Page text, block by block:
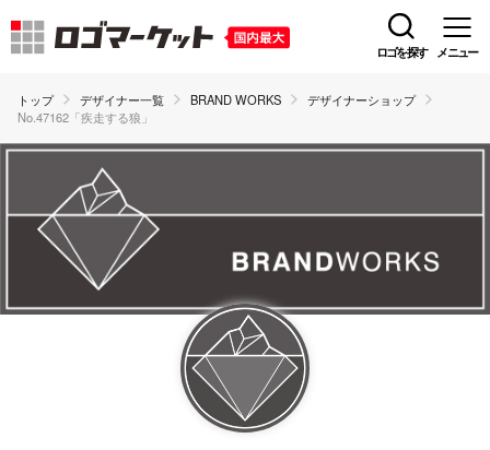
ロゴを探す メニュー
トップ デザイナー一覧 BRAND WORKS
デザイナーショップ
No.47162「疾走する狼」